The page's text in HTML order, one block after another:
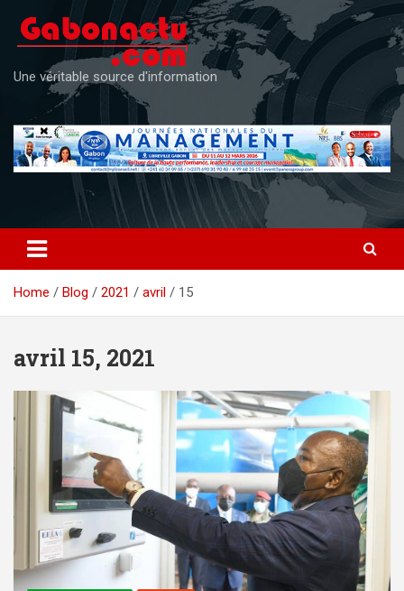
content
Une véritable source d'information
Home Blog 2021 avril 15
avril 15, 2021